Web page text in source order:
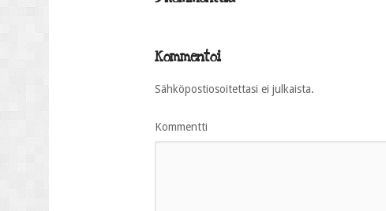
Kommentoi
Sähköpostiosoitettasi ei julkaista.
Kommentti